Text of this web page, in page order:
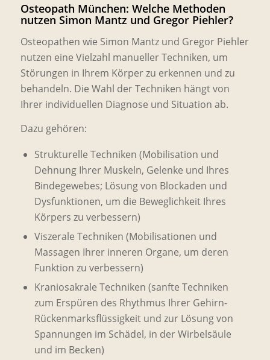
Osteopath München: Welche Methoden
nutzen Simon Mantz und Gregor Piehler?
Osteopathen wie Simon Mantz und Gregor Piehler
nutzen eine Vielzahl manueller Techniken, um
Störungen in Ihrem Körper zu erkennen und zu
behandeln. Die Wahl der Techniken hängt von
Ihrer individuellen Diagnose und Situation ab.
Dazu gehören:
Strukturelle Techniken (Mobilisation und
Dehnung Ihrer Muskeln, Gelenke und Ihres
Bindegewebes; Lösung von Blockaden und
Dysfunktionen, um die Beweglichkeit Ihres
Körpers zu verbessern)
Viszerale Techniken (Mobilisationen und
Massagen Ihrer inneren Organe, um deren
Funktion zu verbessern)
Kraniosakrale Techniken (sanfte Techniken
zum Erspüren des Rhythmus Ihrer Gehirn-
Rückenmarksflüssigkeit und zur Lösung von
Spannungen im Schädel, in der Wirbelsäule
und im Becken)